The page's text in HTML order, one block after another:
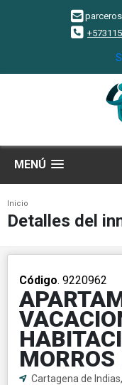
MENÚ
Inicio
Detalles del
Código. 9220962
MORROS
Cartagena de